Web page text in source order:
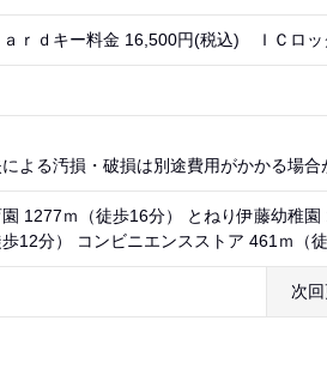
ａｒｄキー料金 16,500円(税込) ＩＣロ
よる汚損・破損は別途費用がかかる場合
1277ｍ（徒歩16分） とねり伊藤幼稚
12分） コンビニエンスストア 461ｍ（
次